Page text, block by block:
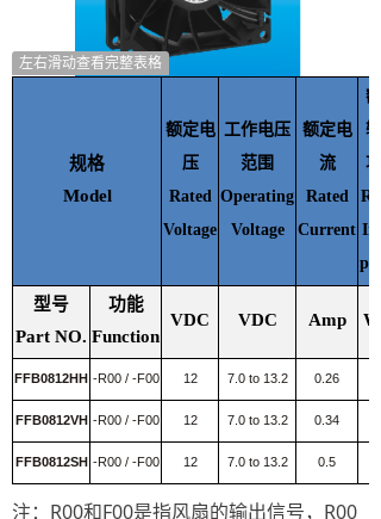
左右滑动查看完整表格
规格
Model
额定电
压
Rated
Voltage
工作电压
范围
Operating
Voltage
额定电
流
Rated
Current
额
输
功
型号
Part NO.
功能
Function
VDC VDC Amp
FFB0812HH -R00 / -F00 12 7.0 to 13.2 0.26
FFB0812VH -R00 / -F00 12 7.0 to 13.2 0.34
FFB0812SH -R00 / -F00 12 7.0 to 13.2 0.5
注：R00和F00是指风扇的输出信号，R00